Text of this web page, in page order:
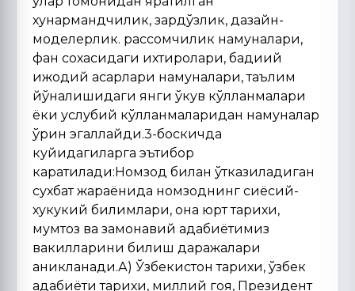
хунармандчилик, зардўзлик, дазайн-
моделерлик. рассомчилик намуналари,
фан сохасидаги ихтиролари, бадиий
ижодий асарлари намуналари, таълим
йўналишидаги янги ўкув кўлланмалари
ёки услубий кўлланмаларидан намуналар
ўрин эгаллайди.3-боскичда
куйидагиларга эътибор
каратилади:Номзод билан ўтказиладиган
сухбат жараёнида номзоднинг сиёсий-
хукукий билимлари, она юрт тарихи,
мумтоз ва замонавий адабиётимиз
вакилларини билиш даражалари
аникланади.А) Ўзбекистон тарихи, ўзбек
адабиёти тарихи, миллий гоя, Президент